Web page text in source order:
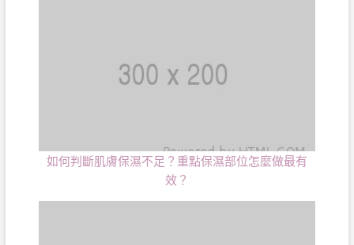
如何判斷肌膚保濕不足？重點保濕部位怎麼做最有
效？